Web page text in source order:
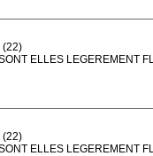
(22)
ELLES LEGEREMENT
(22)
ELLES LEGEREMENT